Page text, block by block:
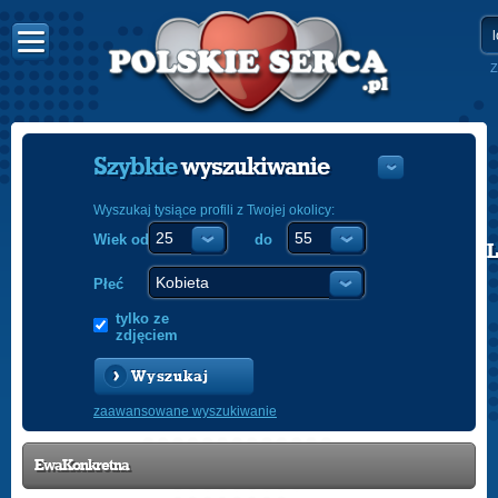
POLISH
Szybkiewyszukiwanie
Wyszukaj tysiące profili z Twojej okolicy:
Wiek od do
Płeć
tylko ze
zdjęciem
Wyszukaj
zaawansowane wyszukiwanie
EwaKonkretna